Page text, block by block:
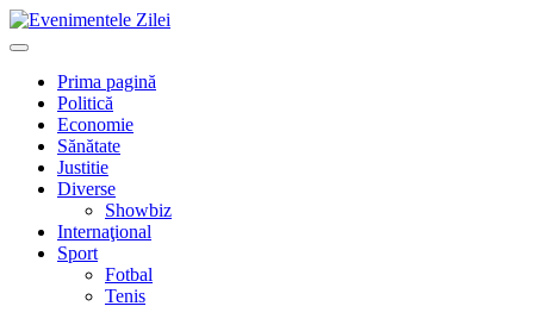
Mergi
la
Primary
Prima pagină
Politică
Economie
Sănătate
Justitie
Diverse
Showbiz
Internaţional
Sport
Fotbal
Tenis